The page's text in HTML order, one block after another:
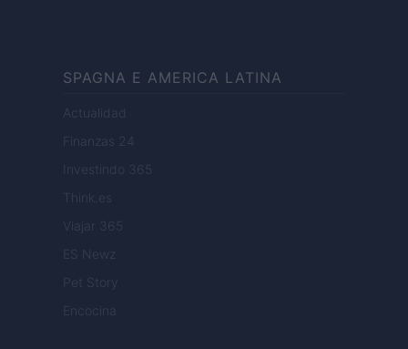
SPAGNA E AMERICA LATINA
Actualidad
Finanzas 24
Investindo 365
Think.es
Viajar 365
ES Newz
Pet Story
Encocina